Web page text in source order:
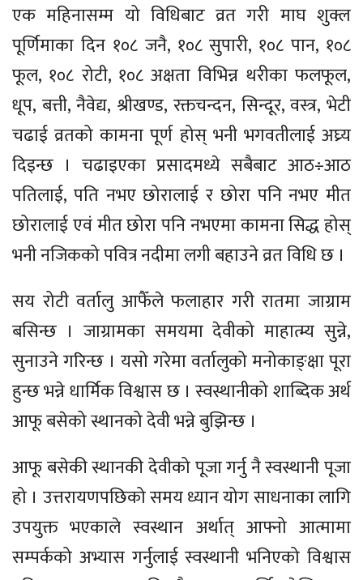
एक महिनासम्म यो विधिबाट व्रत गरी माघ शुक्ल
पूर्णिमाका दिन १०८ जनै, १०८ सुपारी, १०८ पान, १०८
फूल, १०८ रोटी, १०८ अक्षता विभिन्न थरीका फलफूल,
धूप, बत्ती, नैवेद्य, श्रीखण्ड, रक्तचन्दन, सिन्दूर, वस्त्र, भेटी
चढाई व्रतको कामना पूर्ण होस् भनी भगवतीलाई अघ्र्य
दिइन्छ । चढाइएका प्रसादमध्ये सबैबाट आठ÷आठ
पतिलाई, पति नभए छोरालाई र छोरा पनि नभए मीत
छोरालाई एवं मीत छोरा पनि नभएमा कामना सिद्ध होस्
भनी नजिकको पवित्र नदीमा लगी बहाउने व्रत विधि छ ।
सय रोटी वर्तालु आफैँले फलाहार गरी रातमा जाग्राम
बसिन्छ । जाग्रामका समयमा देवीको माहात्म्य सुन्ने,
सुनाउने गरिन्छ । यसो गरेमा वर्तालुको मनोकाङ्क्षा पूरा
हुन्छ भन्ने धार्मिक विश्वास छ । स्वस्थानीको शाब्दिक अर्थ
आफू बसेको स्थानको देवी भन्ने बुझिन्छ ।
आफू बसेकी स्थानकी देवीको पूजा गर्नु नै स्वस्थानी पूजा
हो । उत्तरायणपछिको समय ध्यान योग साधनाका लागि
उपयुक्त भएकाले स्वस्थान अर्थात् आफ्नो आत्मामा
सम्पर्कको अभ्यास गर्नुलाई स्वस्थानी भनिएको विश्वास